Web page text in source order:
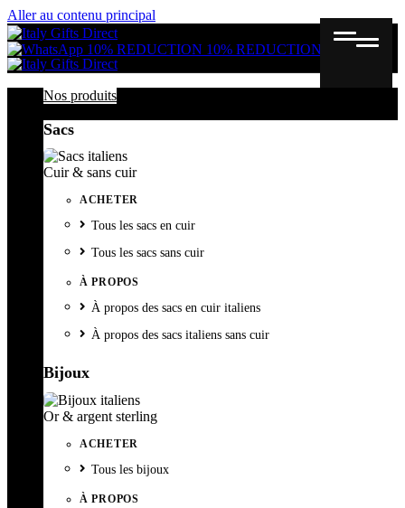
Aller au contenu principal
10% REDUCTION 10% REDUCTION
Nos produits
Sacs
Cuir & sans cuir
ACHETER
Tous les sacs en cuir
Tous les sacs sans cuir
À PROPOS
À propos des sacs en cuir italiens
À propos des sacs italiens sans cuir
Bijoux
Or & argent sterling
ACHETER
Tous les bijoux
À PROPOS